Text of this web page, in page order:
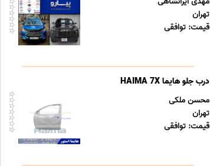
تهران
قیمت: توافقی
درب جلو هایما HAIMA 7X
محسن ملکی
تهران
قیمت: توافقی